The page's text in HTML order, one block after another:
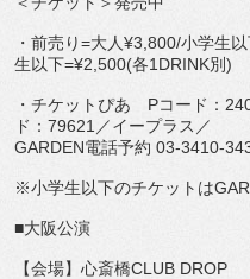
・前売り=大人¥3,800/小学生
生以下=¥2,500(各1DRINK別)
・チケットぴあ Pコード：
ド：79621／イープラス／
GARDEN電話予約 03-3410-
※小学生以下のチケットは
■大阪公演
【会場】心斎橋CLUB DROP